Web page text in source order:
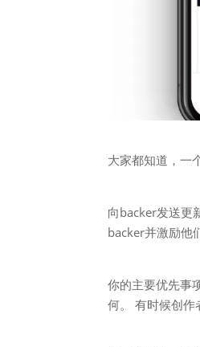
大家都知道，一
向backer发送更
backer并激励他
你的主要优先事
何。 有时候创作